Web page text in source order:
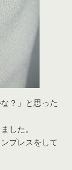
？」と思った
した。
プレスをして